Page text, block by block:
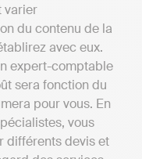
varier
du contenu de la
avec eux.
expert-comptable
sera fonction du
pour vous. En
vous
différents devis et